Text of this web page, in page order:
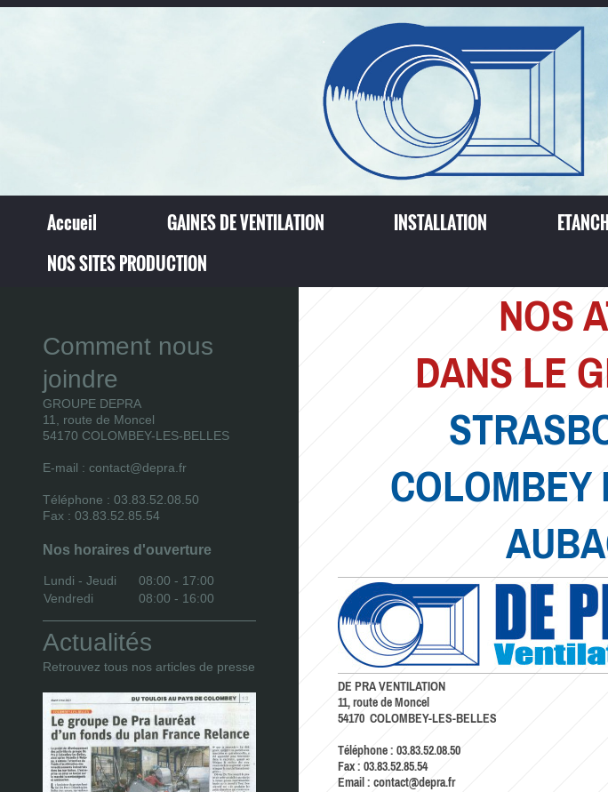
Accueil GAINES DE VENTILATION INSTALLATION
NOS SITES PRODUCTION
NOS
DANS LE
COLOMBEY
DE PRA VENTILATION
11, route de Moncel
54170 COLOMBEY-LES-BELLES
Téléphone : 03.83.52.08.50
Fax : 03.83.52.85.54
Email : contact@depra.fr
Comment nous
joindre
GROUPE DEPRA
11, route de Moncel
54170 COLOMBEY-LES-BELLES
E-mail : contact@depra.fr
Téléphone : 03.83.52.08.50
Fax : 03.83.52.85.54
Nos horaires d'ouverture
Lundi - Jeudi 08:00 - 17:00
Vendredi
08:00 - 16:00
Actualités
Retrouvez tous nos articles de presse